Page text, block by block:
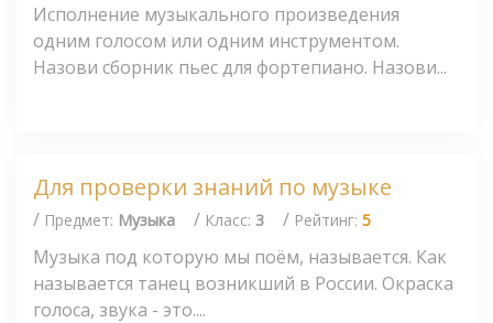
Исполнение музыкального произведения
одним голосом или одним инструментом.
Назови сборник пьес для фортепиано. Назови...
Для проверки знаний по музыке
/ Предмет: Музыка / Класс: 3 / Рейтинг: 5
Музыка под которую мы поём, называется. Как
называется танец возникший в России. Окраска
голоса, звука - это....